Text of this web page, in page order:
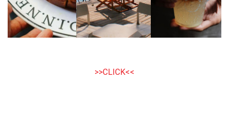
>>CLICK<<